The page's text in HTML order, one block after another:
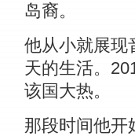
岛裔。
他从小就展现
天的生活。
该国大热。
那段时间他开